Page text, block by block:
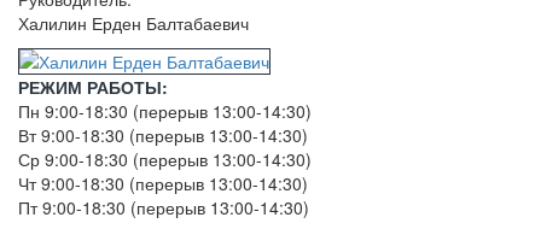
Халилин Ерден Балтабаевич
РЕЖИМ РАБОТЫ:
Пн 9:00-18:30 (перерыв 13:00-14:30)
Вт 9:00-18:30 (перерыв 13:00-14:30)
Ср 9:00-18:30 (перерыв 13:00-14:30)
Чт 9:00-18:30 (перерыв 13:00-14:30)
Пт 9:00-18:30 (перерыв 13:00-14:30)